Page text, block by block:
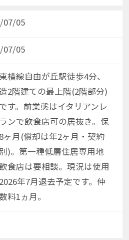
07/05
07/05
横線自由が丘駅徒歩4分、
2階建ての最上階(2階部分)
す。前業態はイタリアンレ
ンで飲食店可の居抜き。保
ヶ月(償却は年2ヶ月・契約
)。第一種低層住居専用地
食店は要相談。現況は使用
年7月退去予定です。仲
料1ヵ月。